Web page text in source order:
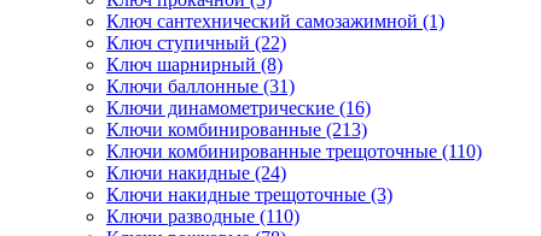
Ключ сантехнический самозажимной (1)
Ключ ступичный (22)
Ключ шарнирный (8)
Ключи баллонные (31)
Ключи динамометрические (16)
Ключи комбинированные (213)
Ключи комбинированные трещоточные (110)
Ключи накидные (24)
Ключи накидные трещоточные (3)
Ключи разводные (110)